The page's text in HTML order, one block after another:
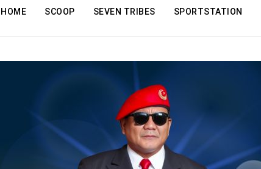
HOME SCOOP SEVEN TRIBES SPORTSTATION